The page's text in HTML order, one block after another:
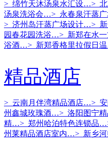
> 绵竹天沐汤泉水汇设…>
汤泉洗浴会…> 永春泉汗蒸
> 济州岛汗蒸广场设计…>
园春花园洗浴…> 新郑在水
浴酒…> 新郑香格里拉假日
精品酒店
> 云南月伴湾精品酒店…>
州鑫城玫瑰酒…> 洛阳图宁
精…> 郑州哈泊特色连锁品…
州莱精品酒店室内…> 新乡